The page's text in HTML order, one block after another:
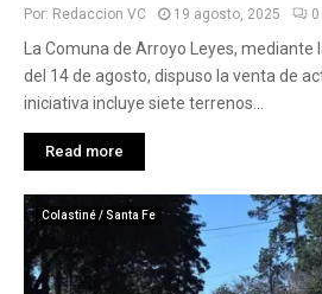
Por: Redaccion VC 19 agosto, 2025 0
La Comuna de Arroyo Leyes, mediante
del 14 de agosto, dispuso la venta de
iniciativa incluye siete terrenos...
Read more
Colastiné / Santa Fe